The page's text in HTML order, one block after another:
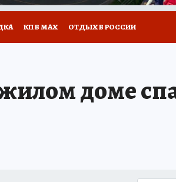
КП В МАХ ОТДЫХ В РОССИИ
доме